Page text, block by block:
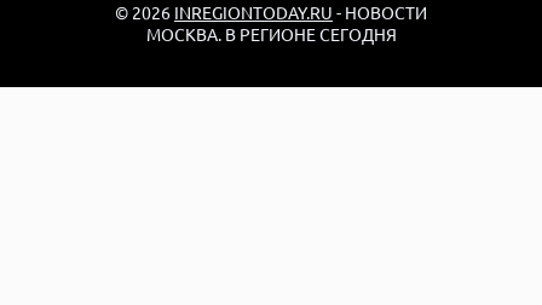
© 2026 INREGIONTODAY.RU - НОВОСТИ
МОСКВА. В РЕГИОНЕ СЕГОДНЯ